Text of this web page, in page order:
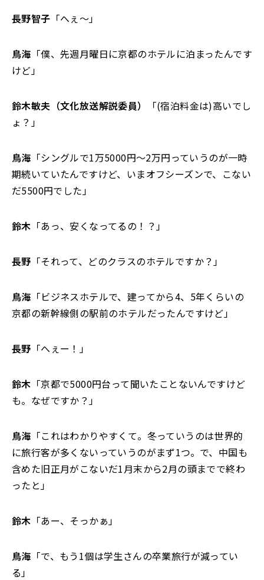
長野智子 「へぇ〜」
鳥海 「僕、先週月曜日に京都のホテルに泊まったんです
けど」
鈴木敏夫（文化放送解説委員）
「(宿泊料金は)高いでし
ょ？」
鳥海 「シングルで1万5000円〜2万円っていうのが一時
期続いていたんですけど、いまオフシーズンで、こない
だ5500円でした」
鈴木 「あっ、安くなってるの！？」
長野 「それって、どのクラスのホテルですか？」
鳥海 「ビジネスホテルで、建ってから4、5年くらいの
京都の新幹線側の駅前のホテルだったんですけど」
長野 「へぇー！」
鈴木 「京都で5000円台って聞いたことないんですけど
も。なぜですか？」
鳥海 「これはわかりやすくて。冬っていうのは世界的
に旅行客が多くないっていうのがまず1つ。で、中国も
含めた旧正月がこないだ1月末から2月の頭までで終わ
ったと」
鈴木 「あー、そっかぁ」
鳥海 「で、もう1個は学生さんの卒業旅行が減ってい
る」